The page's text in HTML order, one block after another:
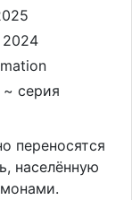
серия
переносятся
населённую